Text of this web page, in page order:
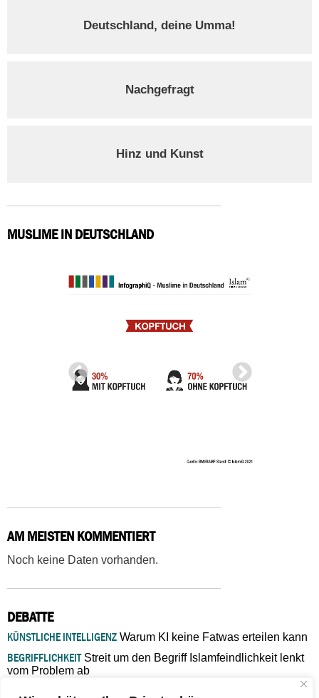
Deutschland, deine Umma!
Nachgefragt
Hinz und Kunst
MUSLIME IN DEUTSCHLAND
AM MEISTEN KOMMENTIERT
Noch keine Daten vorhanden.
DEBATTE
KÜNSTLICHE INTELLIGENZ Warum KI keine Fatwas erteilen kann
BEGRIFFLICHKEITStreit um den Begriff Islamfeindlichkeit lenkt
vom Problem ab